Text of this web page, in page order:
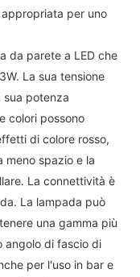
per uno
da parete a LED che
La sua tensione
potenza
colori possono
di colore rosso,
meno spazio e la
La connettività è
La lampada può
una gamma più
angolo di fascio di
per l'uso in bar e